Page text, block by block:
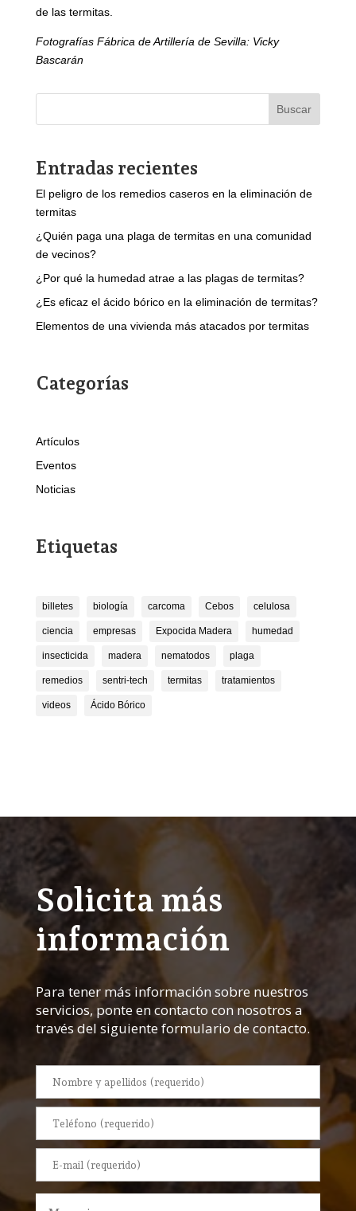
de las termitas.
Fotografías Fábrica de Artillería de Sevilla: Vicky
Bascarán
Buscar
Entradas recientes
El peligro de los remedios caseros en la eliminación de
termitas
¿Quién paga una plaga de termitas en una comunidad
de vecinos?
¿Por qué la humedad atrae a las plagas de termitas?
¿Es eficaz el ácido bórico en la eliminación de termitas?
Elementos de una vivienda más atacados por termitas
Categorías
Artículos
Eventos
Noticias
Etiquetas
billetes biología carcoma Cebos celulosa
ciencia empresas Expocida Madera humedad
insecticida madera nematodos plaga
remedios sentri-tech termitas tratamientos
videos Ácido Bórico
Solicita más
información
Para tener más información sobre nuestros
servicios, ponte en contacto con nosotros a
través del siguiente formulario de contacto.